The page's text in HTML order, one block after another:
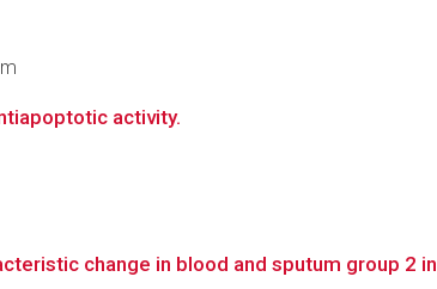
activity.
change in blood and sputum group 2